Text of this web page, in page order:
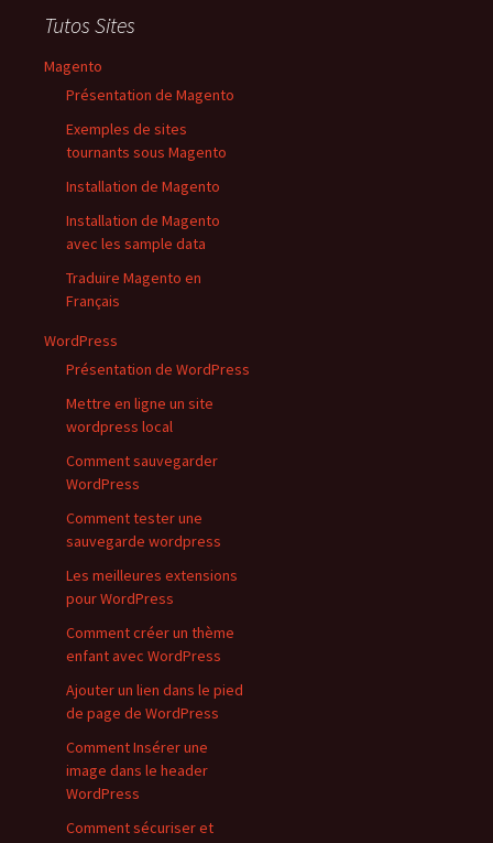
Tutos Sites
Magento
Présentation de Magento
Exemples de sites
tournants sous Magento
Installation de Magento
Installation de Magento
avec les sample data
Traduire Magento en
Français
WordPress
Présentation de WordPress
Mettre en ligne un site
wordpress local
Comment sauvegarder
WordPress
Comment tester une
sauvegarde wordpress
Les meilleures extensions
pour WordPress
Comment créer un thème
enfant avec WordPress
Ajouter un lien dans le pied
de page de WordPress
Comment Insérer une
image dans le header
WordPress
Comment sécuriser et